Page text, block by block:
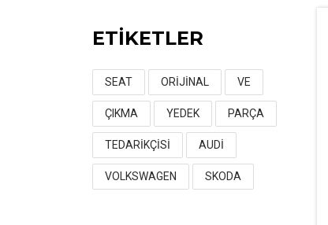
ETİKETLER
SEAT ORİJİNAL VE
ÇIKMA YEDEK PARÇA
TEDARİKÇİSİ AUDİ
VOLKSWAGEN SKODA